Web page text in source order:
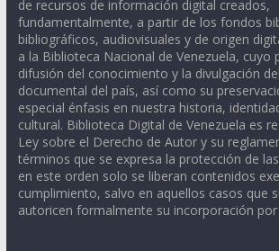
de recursos de información digital creados,
fundamentalmente, a partir de los fondos
bibliográficos, audiovisuales y de origen
a la Biblioteca Nacional de Venezuela, cuyo
difusión del conocimiento y la divulgación
documental del país, así como su
especial énfasis en nuestra historia,
cultural. Biblioteca Digital de Venezuela es
Ley sobre el Derecho de Autor y su
términos que se expresa la protección de
en este orden solo se liberan contenidos
cumplimiento, salvo en aquellos casos que
autoricen formalmente su incorporación